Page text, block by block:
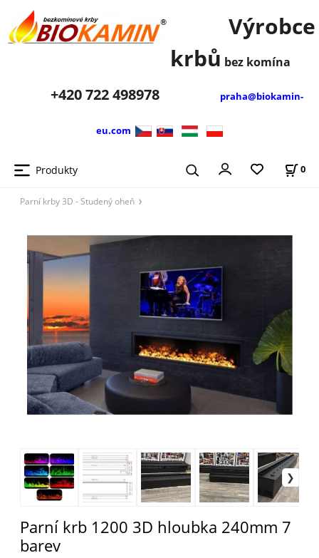
Výrobce
krbů bez komína
+420722 498978 praha@biokamin-
eu.com
Produkty 0
Parní krby 3D - Studený oheň
Parní krb 1200 3D hloubka 240mm 7
barev